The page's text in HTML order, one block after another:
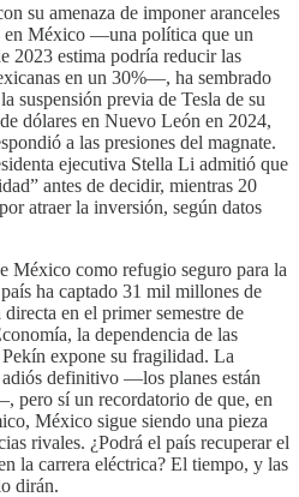
su amenaza de imponer aranceles
en México —una política que un
2023 estima podría reducir las
en un 30%—, ha sembrado
suspensión previa de Tesla de su
dólares en Nuevo León en 2024,
a las presiones del magnate.
ejecutiva Stella Li admitió que
antes de decidir, mientras 20
atraer la inversión, según datos
México como refugio seguro para la
ha captado 31 mil millones de
en el primer semestre de
la dependencia de las
expone su fragilidad. La
definitivo —los planes están
pero sí un recordatorio de que, en
México sigue siendo una pieza
rivales. ¿Podrá el país recuperar el
la carrera eléctrica? El tiempo, y las
dirán.